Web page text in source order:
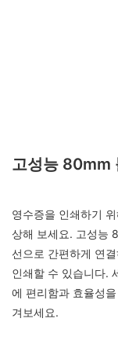
고성능 80mm
영수증을 인쇄하기
상해 보세요. 고성능
선으로 간편하게 연
인쇄할 수 있습니다.
에 편리함과 효율성
겨보세요.